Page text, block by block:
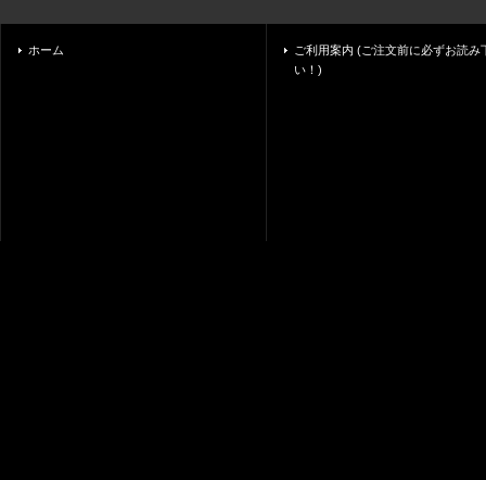
ホーム
ご利用案内 (ご注文前に必ずお読み
い！)